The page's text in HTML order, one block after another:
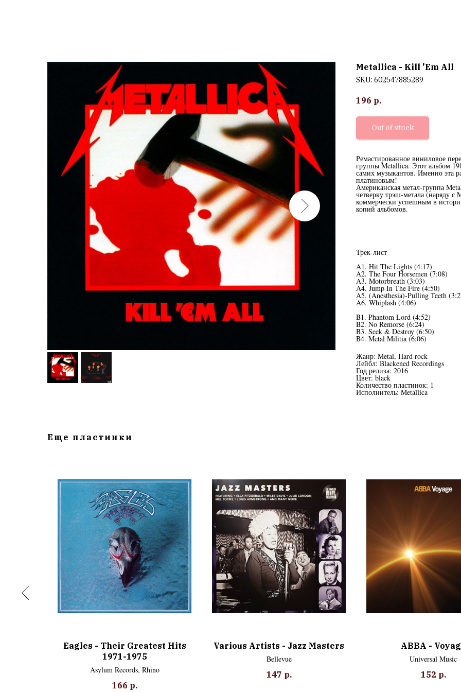
Metallica - Kill 'Em All
SKU: 602547885289
196 р.
Out of stock
Ремастированное виниловое
группы Metallica. Этот альбом
самих музыкантов. Именно эта
платиновым!
Американская метал-группа
четверку трэш-метала (наряду с
коммерчески успешным в
копий альбомов.
Трек-лист
A1. Hit The Lights (4:17)
A2. The Four Horsemen (7:08)
A3. Motorbreath (3:03)
A4. Jump In The Fire (4:50)
A5. (Anesthesia)-Pulling Teeth
A6. Whiplash (4:06)
B1. Phantom Lord (4:52)
B2. No Remorse (6:24)
B3. Seek & Destroy (6:50)
B4. Metal Militia (6:06)
Жанр: Metal, Hard rock
Лейбл: Blackened Recordings
Год релиза: 2016
Цвет: black
Количество пластинок: 1
Исполнитель: Metallica
Еще пластинки
Eagles - Their Greatest Hits
1971-1975
Asylum Records, Rhino
166 р.
Various Artists - Jazz Masters
Bellevue
147 р.
ABBA -
Universal Music
152 р.